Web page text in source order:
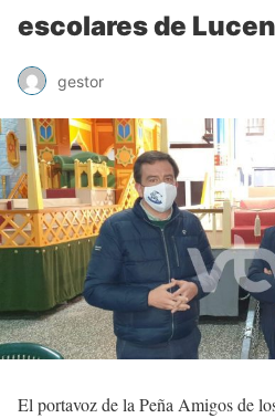
escolares de
gestor
El portavoz de la Peña Amigos de